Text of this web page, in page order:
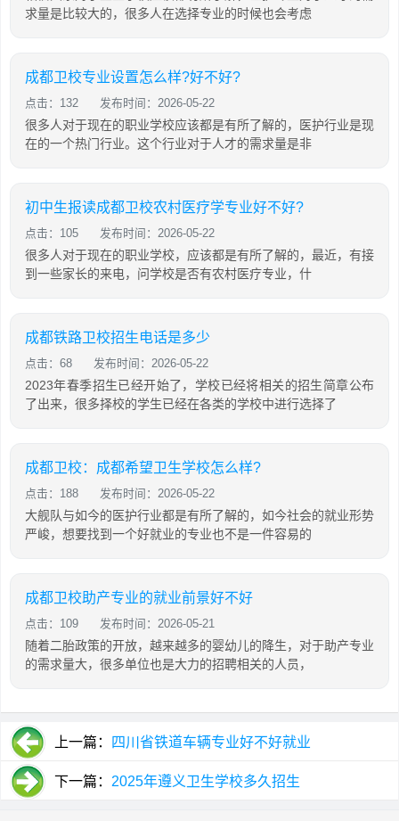
求量是比较大的，很多人在选择专业的时候也会考虑
成都卫校专业设置怎么样?好不好?
点击：132 发布时间：2026-05-22
很多人对于现在的职业学校应该都是有所了解的，医护行业是现
在的一个热门行业。这个行业对于人才的需求量是非
初中生报读成都卫校农村医疗学专业好不好?
点击：105 发布时间：2026-05-22
很多人对于现在的职业学校，应该都是有所了解的，最近，有接
到一些家长的来电，问学校是否有农村医疗专业，什
成都铁路卫校招生电话是多少
点击：68 发布时间：2026-05-22
2023年春季招生已经开始了，学校已经将相关的招生简章公布
了出来，很多择校的学生已经在各类的学校中进行选择了
成都卫校：成都希望卫生学校怎么样?
点击：188 发布时间：2026-05-22
大舰队与如今的医护行业都是有所了解的，如今社会的就业形势
严峻，想要找到一个好就业的专业也不是一件容易的
成都卫校助产专业的就业前景好不好
点击：109 发布时间：2026-05-21
随着二胎政策的开放，越来越多的婴幼儿的降生，对于助产专业
的需求量大，很多单位也是大力的招聘相关的人员，
上一篇： 四川省铁道车辆专业好不好就业
下一篇： 2025年遵义卫生学校多久招生